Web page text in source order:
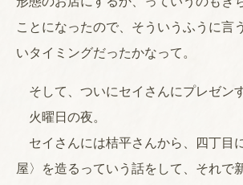
ことになったので、そういうふうに言
いタイミングだったかなって。
そして、ついにセイさんにプレゼン
火曜日の夜。
セイさんには桔平さんから、四丁目
屋〉を造るっていう話をして、それで